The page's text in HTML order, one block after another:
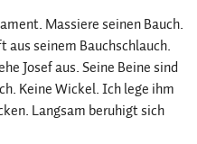
Massiere seinen Bauch.
aus seinem Bauchschlauch.
Josef aus. Seine Beine sind
Keine Wickel. Ich lege ihm
Langsam beruhigt sich